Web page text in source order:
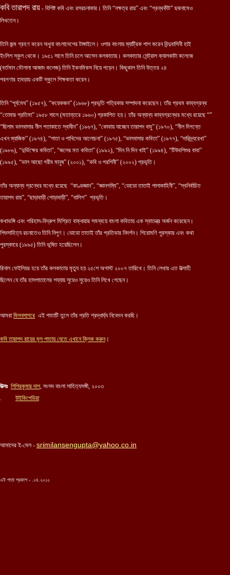
কবি তারাপদ রায় - বিশিষ্ট কবি এবং রসরচনাকার। তিনি “নক্ষত্র রায়” এবং “গ্রন্থকীট” ছদ্মনামেও
লিখতেন।
তিনি জন্ম গ্রহণ করেন অধুনা বাংলাদেশের টাঙ্গাইলে। ওপার বাংলায় ম্যাট্রিক পাশ করেন বিন্দুবাসিনী হাই
ইংলিশ স্কুল থেকে। ১৯৫১ সালে তিনি চলে আসেন কলকাতায়। কলকাতার সেন্ট্রাল ক্যালকাটা কলেজে
(বর্তমান মৌলানা আজাদ কলেজ) তিনি ইকনমিকস নিয়ে পড়েন। কিছুকাল তিনি উত্তর ২৪
পরগণার হাবড়ায় একটি স্কুলে শিক্ষকতা করেন।
তিনি “পূর্বমেঘ” (১৯৫৭), “কয়েকজন” (১৯৬৮) প্রভৃতি পত্রিকার সম্পাদনা করেছেন। তাঁর প্রথম কাব্যগ্রন্থ
“তোমার প্রতিমা” ১৯৫৮ সালে (মতান্তরে ১৯৬০) প্রকাশিত হয়। তাঁর অন্যান্য কাব্যগ্রন্থের মধ্যে রয়েছে “”
“ছিলাম ভালবাসার নীল পতাকাতে স্বাধীন” (১৯৬৭), “কোথায় যাচ্ছেন তারাপদ বাবু” (১৯৭০), “নীল দিগন্তে
এখন ম্যাজিক” (১৯৭৪), “পাতা ও পাখিদের আলোচনা” (১৯৭৫), “ভালবাসার কবিতা” (১৯৭৭), “দারিদ্র্যরেখা”
(১৯৮৬), “দুর্ভিক্ষের কবিতা”, “জলের মত কবিতা” (১৯৯২), “দিন নি দিন খাই” (১৯৯৪), “টিউবশিশুর বাবা”
(১৯৯৫), “ভাল আছো গরীব মানুষ” (২০০১), “কবি ও পরশিনী” (২০০২) প্রভৃতি।
তাঁর অন্যান্য গ্রন্থের মধ্যে রয়েছে “কাণ্ডজ্ঞান”, “জ্ঞানগম্যি”, “ডোডো তাতাই পালাকাহিনী”, “স্বনির্বাচিত
তারাপদ রায়”, “ছাড়াবাড়ী পোড়াবাড়ী”, “বালিশ” প্রভৃতি।
কখাভঙ্গি এবং পরিহাস-বিদ্রুপ মিশ্রিত বাক্ধারার সমন্বয়ে বাংলা কবিতায় এক স্বাতন্ত্র অর্জন করেছেন।
শিশুসাহিত্য রচনাতেও তিনি নিপুণ। ডোডো তাতাই তাঁর প্রতিভার নিদর্শন। শিরোমণি পুরস্কার এবং কথা
পুরস্কারে (১৯৯৫) তিনি ভূষিত হয়েছিলেন।
রিনাল ফেইলিয়র হয়ে তাঁর কলকাতায় মৃত্যু হয় ২৫শে অগাস্ট ২০০৭ তারিখে। তিনি লেখায় এত উত্সাহী
ছিলেন যে তাঁর হাসপাতালের শয্যায় সুয়েও সুয়েও তিনি লিখে গেছেন।
আমরামিলনসাগরে এই পাতাটি তুলে তাঁর প্রতি শ্রদ্ধার্ঘ্য নিবেদন করছি।
কবিতারাপদ রায়ের মূল পাতায় যেতে এখানে ক্লিক করুন।
উত্সঃ শিশিরকুমার দাশ, সংসদ বাংলা সাহিত্যসঙ্গী, ২০০৩
. উইকিপেডিয়া
আমাদের ই-মেল - srimilansengupta@yahoo.co.in
এই পাতা প্রকাশ - .০৪.২০১২